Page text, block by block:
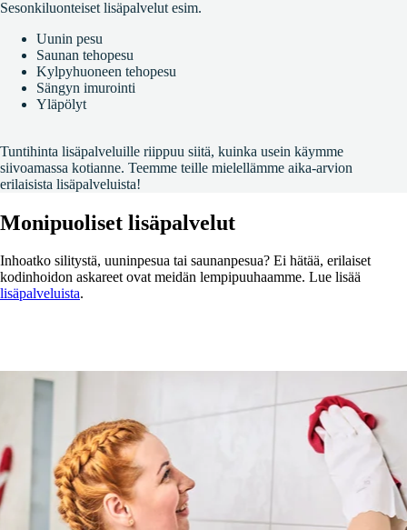
Sesonkiluonteiset lisäpalvelut esim.
Uunin pesu
Saunan tehopesu
Kylpyhuoneen tehopesu
Sängyn imurointi
Yläpölyt
Tuntihinta lisäpalveluille riippuu siitä, kuinka usein käymme
siivoamassa kotianne. Teemme teille mielellämme aika-arvion
erilaisista lisäpalveluista!
Monipuoliset lisäpalvelut
Inhoatko silitystä, uuninpesua tai saunanpesua? Ei hätää, erilaiset
kodinhoidon askareet ovat meidän lempipuuhaamme. Lue lisää
lisäpalveluista.
Jäikö sinulle kysyttävää kotisiivouksesta?
Tässä vastauksia kysymyksiin, joita sinulla saattaa olla ennen
ensimmäistä kotisiivousta.
Jos sinulle herää kysyttävää, voit aina olla yhteydessä
asiakaspalveluumme p.010 2488 800
mielellämme.